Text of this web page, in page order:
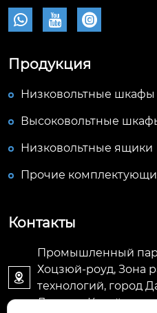
  
Продукция
Низковольтные шкафы
Высоковольтные
Низковольтные ящики
Прочие
Контакты

Промышленный
Хоцзюй-роуд, Зона
технологий, город
Ляонин, Китай